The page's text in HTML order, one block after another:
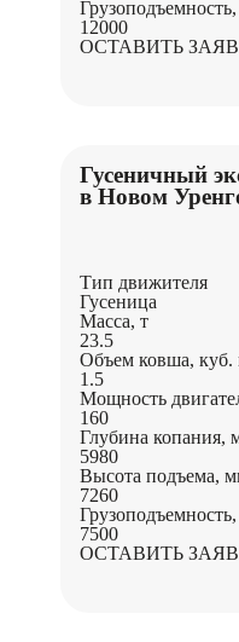
12000
ОСТАВИТЬ
Гусеничный
в Новом
Тип движителя
Гусеница
Масса, т
23.5
Объем ковша, куб.
1.5
Мощность
160
Глубина копания,
5980
Высота подъема,
7260
7500
ОСТАВИТЬ